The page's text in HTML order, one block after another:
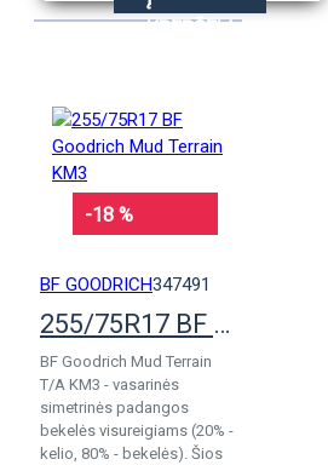
KREPŠELĮ
-18 %
BF GOODRICH347491
255/75R17 BF Goodrich Mud Terrain KM3
BF Goodrich Mud Terrain
T/A KM3 - vasarinės
simetrinės padangos
bekelės visureigiams (20% -
kelio, 80% - bekelės). Šios